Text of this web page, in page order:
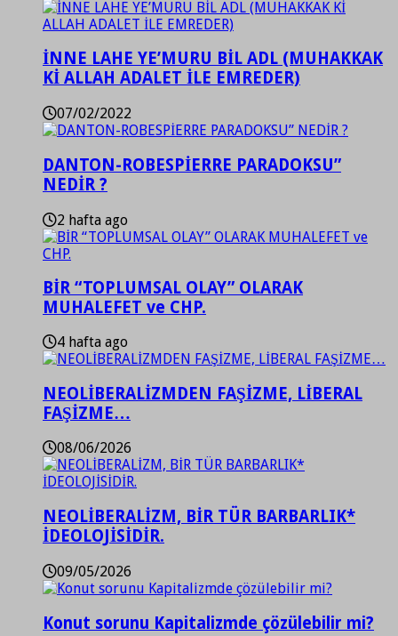
İNNE LAHE YE’MURU BİL ADL (MUHAKKAK
Kİ ALLAH ADALET İLE EMREDER)
07/02/2022
DANTON-ROBESPİERRE PARADOKSU”
NEDİR ?
2 hafta ago
BİR “TOPLUMSAL OLAY” OLARAK
MUHALEFET ve CHP.
4 hafta ago
NEOLİBERALİZMDEN FAŞİZME, LİBERAL
FAŞİZME…
08/06/2026
NEOLİBERALİZM, BİR TÜR BARBARLIK*
İDEOLOJİSİDİR.
09/05/2026
Konut sorunu Kapitalizmde çözülebilir mi?